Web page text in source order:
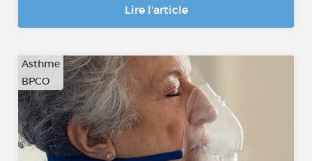
Lire l'article
Asthme
BPCO